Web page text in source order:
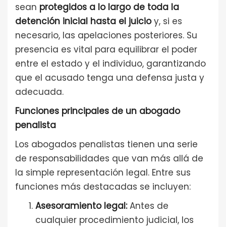
sean protegidos a lo largo de toda la
detención inicial hasta el juicioy, si es
necesario, las apelaciones posteriores. Su
presencia es vital para equilibrar el poder
entre el estado y el individuo, garantizando
que el acusado tenga una defensa justa y
adecuada.
Funciones principales de un abogado
penalista
Los abogados penalistas tienen una serie
de responsabilidades que van más allá de
la simple representación legal. Entre sus
funciones más destacadas se incluyen:
Asesoramiento legal:Antes de
cualquier procedimiento judicial, los